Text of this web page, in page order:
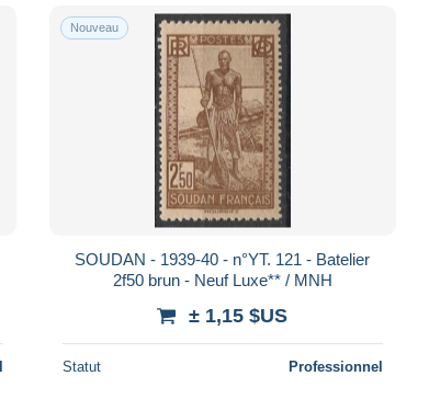
Nouveau
SOUDAN - 1939-40 - n°YT. 121 - Batelier
2f50 brun - Neuf Luxe** / MNH
± 1,15 $US
Statut Professionnel